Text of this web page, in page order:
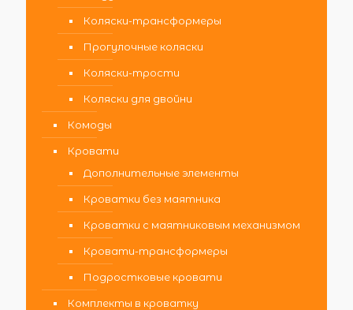
Коляски-трансформеры
Прогулочные коляски
Коляски-трости
Коляски для двойни
Комоды
Кровати
Дополнительные элементы
Кроватки без маятника
Кроватки с маятниковым механизмом
Кровати-трансформеры
Подростковые кровати
Комплекты в кроватку